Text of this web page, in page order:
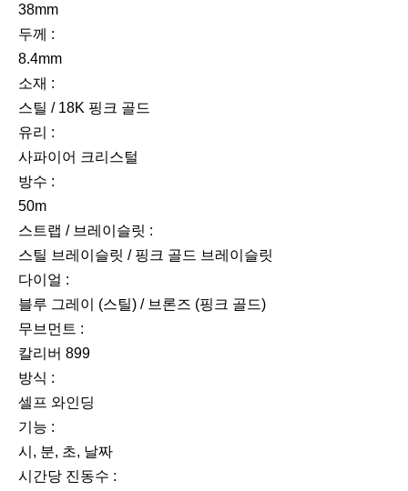
38mm
두께 :
8.4mm
소재 :
스틸 / 18K 핑크 골드
유리 :
사파이어 크리스털
방수 :
50m
스트랩 / 브레이슬릿 :
스틸 브레이슬릿 / 핑크 골드 브레이슬릿
다이얼 :
블루 그레이 (스틸) / 브론즈 (핑크 골드)
무브먼트 :
칼리버 899
방식 :
셀프 와인딩
기능 :
시, 분, 초, 날짜
시간당 진동수 :